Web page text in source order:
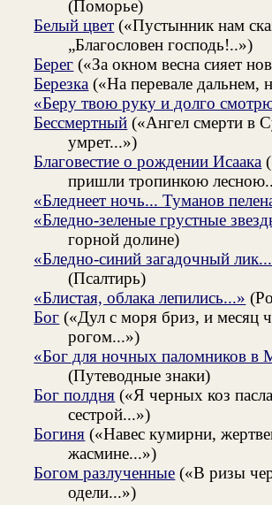
(Поморье)
Белый цвет («Пустынник нам
„Благословен господь!..»)
Берег («За окном весна сияет
Березка («На перевале дальнем,
«Беру твою руку и долго
Бессмертный («Ангел смерти в
умрет...»)
Благовестие о рождении Исаака
пришли тропинкою
«Бледнеет ночь... Туманов
«Бледно-зеленые грустные
горной долине)
«Бледно-синий загадочный
(Псалтирь)
«Блистая, облака лепились...»
Бог («Дул с моря бриз, и месяц
рогом...»)
«Бог для ночных паломников в
(Путеводные знаки)
Бог полдня («Я черных коз
сестрой...»)
Богиня («Навес кумирни,
жасмине...»)
Богом разлученные («В ризы
одели...»)